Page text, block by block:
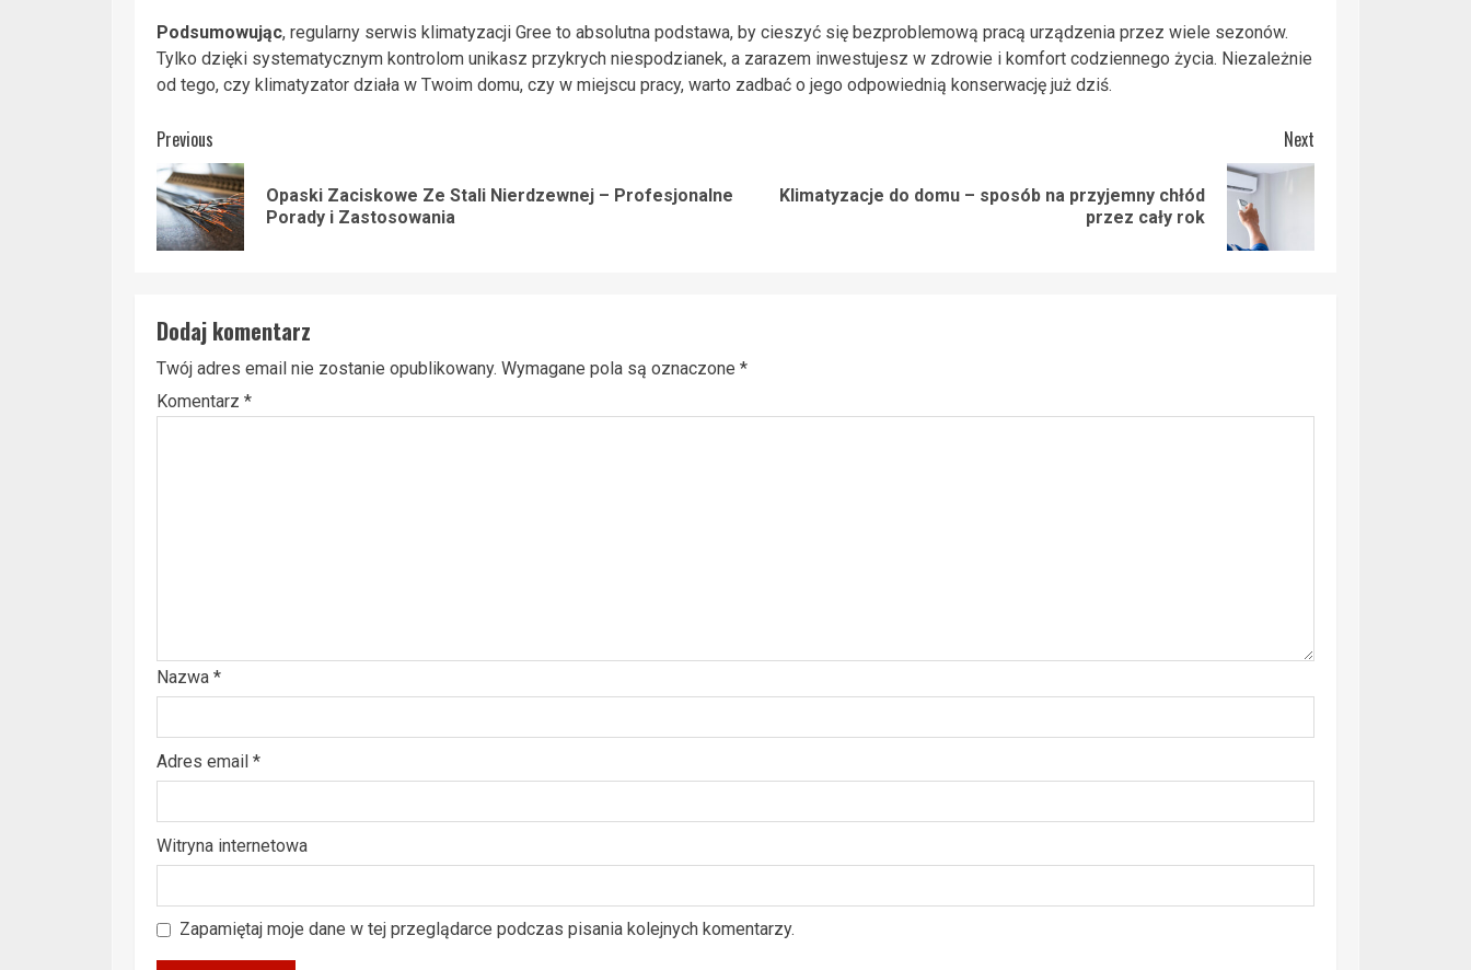
Podsumowując, regularny serwis klimatyzacji Gree to absolutna podstawa, by cieszyć się bezproblemową pracą urządzenia przez wiele sezonów.
Tylko dzięki systematycznym kontrolom unikasz przykrych niespodzianek, a zarazem inwestujesz w zdrowie i komfort codziennego życia. Niezależnie
od tego, czy klimatyzator działa w Twoim domu, czy w miejscu pracy, warto zadbać o jego odpowiednią konserwację już dziś.
Post
navigation
Previous
Previous
Opaski Zaciskowe Ze Stali Nierdzewnej – Profesjonalne
Porady i Zastosowania
Next
Klimatyzacje do domu – sposób na przyjemny chłód
przez cały rok
Dodaj komentarz
Twój adres email nie zostanie opublikowany. Wymagane pola są oznaczone *
Komentarz *
Nazwa *
Adres email *
Witryna internetowa
Zapamiętaj moje dane w tej przeglądarce podczas pisania kolejnych komentarzy.